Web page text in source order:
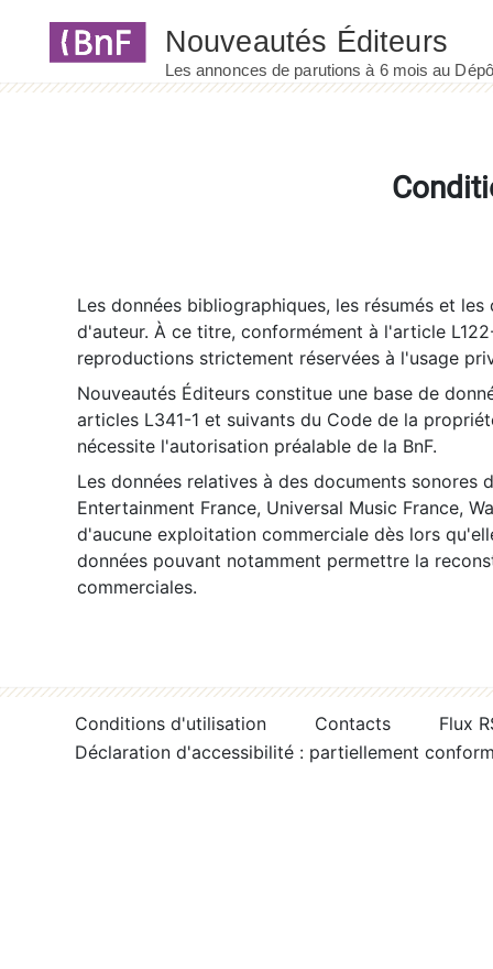
Les données bibliographiques, les résumés et
d'auteur. À ce titre, conformément à l'article
reproductions strictement réservées à l'usage
Nouveautés Éditeurs constitue une base de
articles L341-1 et suivants du Code de la
nécessite l'autorisation préalable de la BnF.
Les données relatives à des documents sonores
Entertainment France, Universal Music France,
d'aucune exploitation commerciale dès lors
données pouvant notamment permettre la
commerciales.
Conditions d'utilisation Contacts
Flux
Déclaration d'accessibilité : partiellement